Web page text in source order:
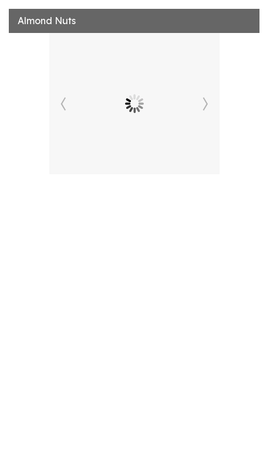
Almond Nuts